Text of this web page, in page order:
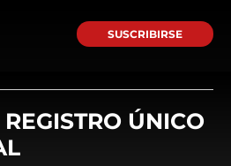
SUSCRIBIRSE
ÚNICO